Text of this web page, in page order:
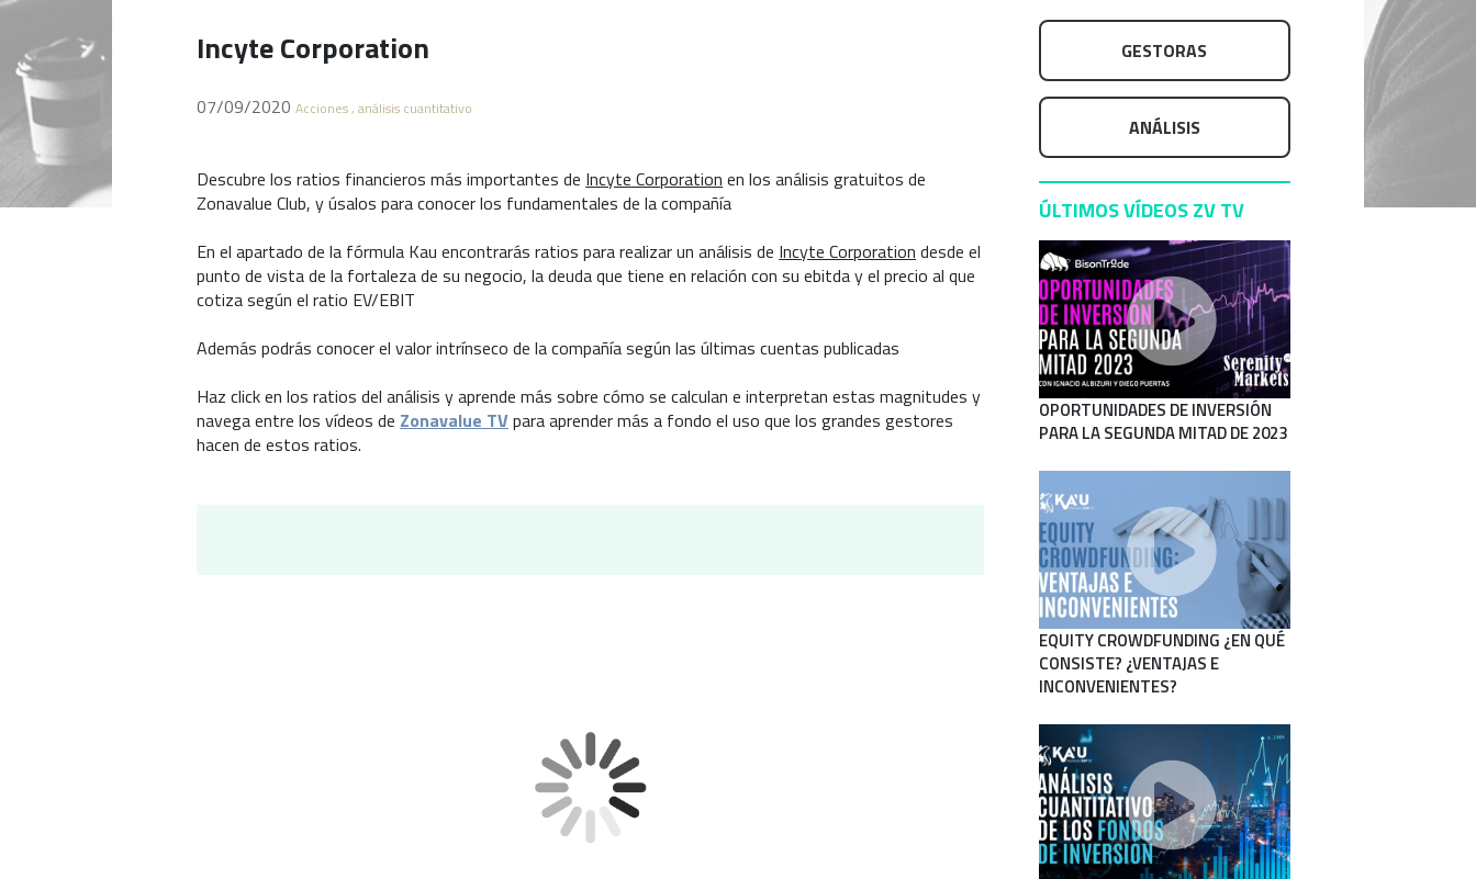
Incyte Corporation
07/09/2020Acciones , análisis cuantitativo
Descubre los ratios financieros más importantes de Incyte Corporation en los análisis gratuitos de
Zonavalue Club, y úsalos para conocer los fundamentales de la compañía
En el apartado de la fórmula Kau encontrarás ratios para realizar un análisis de Incyte Corporation desde el
punto de vista de la fortaleza de su negocio, la deuda que tiene en relación con su ebitda y el precio al que
cotiza según el ratio EV/EBIT
Además podrás conocer el valor intrínseco de la compañía según las últimas cuentas publicadas
Haz click en los ratios del análisis y aprende más sobre cómo se calculan e interpretan estas magnitudes y
navega entre los vídeos de Zonavalue TVpara aprender más a fondo el uso que los grandes gestores
hacen de estos ratios.
GESTORAS
ANÁLISIS
ÚLTIMOS VÍDEOS ZV TV
OPORTUNIDADES DE INVERSIÓN
PARA LA SEGUNDA MITAD DE 2023
EQUITY CROWDFUNDING ¿EN QUÉ
CONSISTE? ¿VENTAJAS E
INCONVENIENTES?